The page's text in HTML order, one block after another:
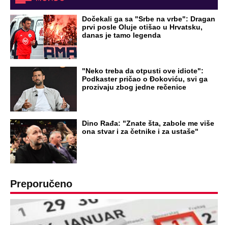
OD NAVODNOG HEROJA DO BRUTALNOG UBICE
GENERAL IVAN STRELJAO SRBE, A
HRVATI GA SLAVILI KAO HEROJA KNINA:
UBIJAO!